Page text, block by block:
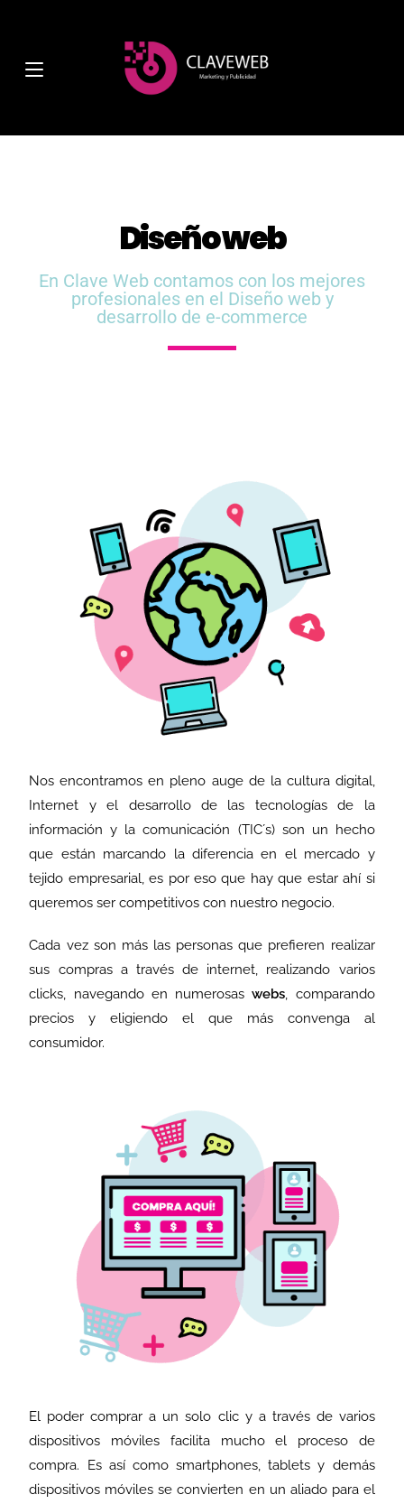
Diseño web
En Clave Web contamos con los mejores
profesionales en el Diseño web y
desarrollo de e-commerce
Nos encontramos en pleno auge de la cultura digital,
Internet y el desarrollo de las tecnologías de la
información y la comunicación (TIC´s) son un hecho
que están marcando la diferencia en el mercado y
tejido empresarial, es por eso que hay que estar ahí si
queremos ser competitivos con nuestro negocio.
Cada vez son más las personas que prefieren realizar
sus compras a través de internet, realizando varios
clicks, navegando en numerosaswebs, comparando
precios y eligiendo el que más convenga al
consumidor.
El poder comprar a un solo clic y a través de varios
dispositivos móviles facilita mucho el proceso de
compra. Es así como smartphones, tablets y demás
dispositivos móviles se convierten en un aliado para el